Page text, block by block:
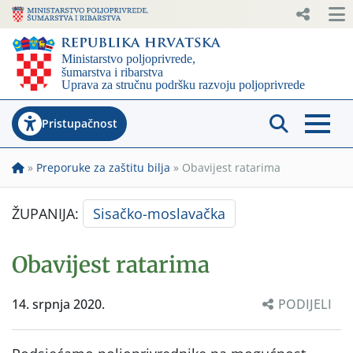
Pristupačnost
» Preporuke za zaštitu bilja » Obavijest ratarima
ŽUPANIJA: Sisačko-moslavačka
Obavijest ratarima
14. srpnja 2020. PODIJELI